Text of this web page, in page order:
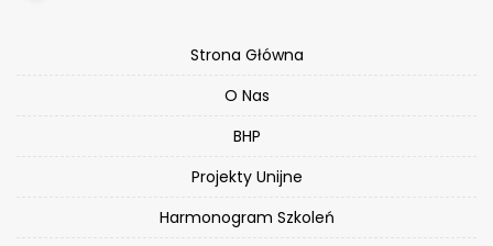
Strona Główna
O Nas
BHP
Projekty Unijne
Harmonogram Szkoleń